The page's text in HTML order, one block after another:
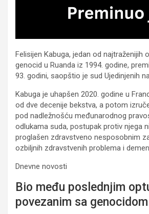
Felisijen Kabuga, jedan od najtraženijih
genocid u Ruanda iz 1994. godine,
93. godini, saopštio je sud Ujedinjenih
Kabuga je uhapšen 2020. godine u
od dve decenije bekstva, a potom
pod nadležnošću međunarodnog
odlukama suda, postupak protiv njega
proglašen zdravstveno nesposobnim
ozbiljnih zdravstvenih problema i
Dnevne novosti
Bio među poslednjim
povezanim sa genocidom